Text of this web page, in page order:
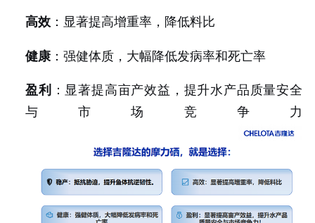
高效：显著提高增重率，降低料比
健康：强健体质，大幅降低发病率和死亡率
盈利
：显著提高亩产效益，提升水产品质量安全
与市场竞争力